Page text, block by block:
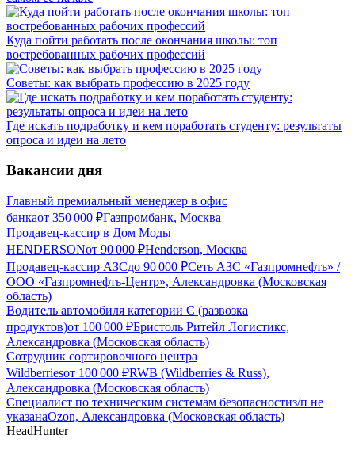
Куда пойти работать после окончания школы: топ
востребованных рабочих профессий
Советы: как выбрать профессию в 2025 году
Где искать подработку и кем поработать студенту: результаты
опроса и идеи на лето
Вакансии дня
Главный премиальный менеджер в офис
банкаот 350 000 ₽Газпромбанк, Москва
Продавец-кассир в Дом Моды
HENDERSONот 90 000 ₽Henderson, Москва
Продавец-кассир АЗСдо 90 000 ₽Сеть АЗС «Газпромнефть» /
ООО «Газпромнефть-Центр», Александровка (Московская
область)
Водитель автомобиля категории C (развозка
продуктов)от 100 000 ₽Бристоль Ритейл Логистикс,
Александровка (Московская область)
Сотрудник сортировочного центра
Wildberriesот 100 000 ₽RWB (Wildberries & Russ),
Александровка (Московская область)
Специалист по техническим системам безопасностиз/п не
указанаOzon, Александровка (Московская область)
HeadHunter